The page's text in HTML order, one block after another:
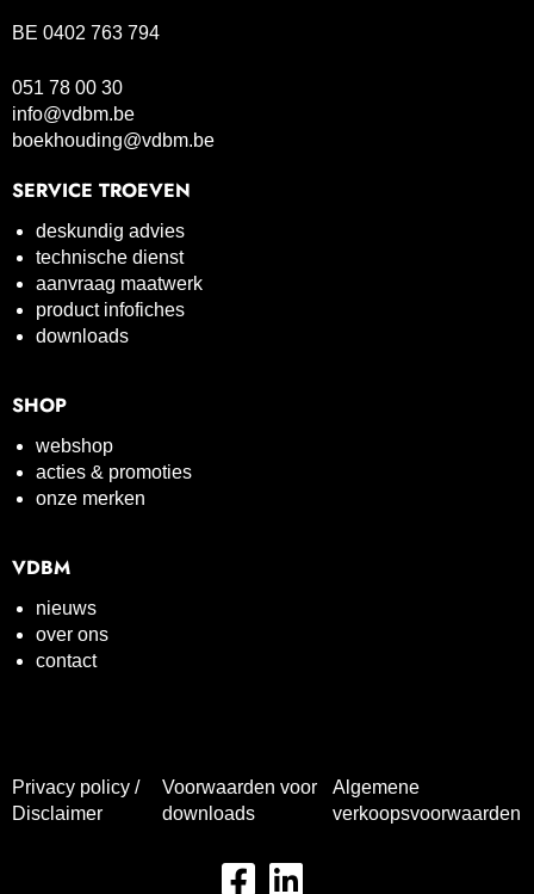
BE 0402 763 794
051 78 00 30
info@vdbm.be
boekhouding@vdbm.be
SERVICE TROEVEN
deskundig advies
technische dienst
aanvraag maatwerk
product infofiches
downloads
SHOP
webshop
acties & promoties
onze merken
VDBM
nieuws
over ons
contact
Privacy policy /
Disclaimer
Voorwaarden voor
downloads
Algemene
verkoopsvoorwaarden